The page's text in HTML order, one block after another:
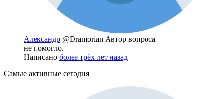
Александр @Dramorian Автор вопроса
не помогло.
Написано более трёх лет назад
Самые активные сегодня